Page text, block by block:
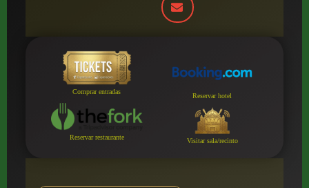
Comprar entradas
Reservar hotel
Reservar restaurante Visitar sala/recinto